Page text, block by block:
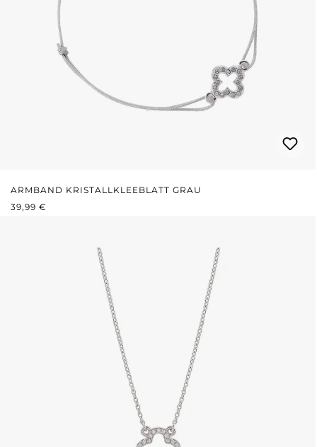
ARMBAND KRISTALLKLEEBLATT GRAU
REGULÄRER PREIS:
39,99 €